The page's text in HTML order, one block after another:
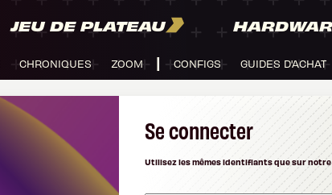
JEU DE PLATEAU
CHRONIQUES ZOOM CONFIGS GUIDES D'ACHAT
Se connecter
Utilisez les mêmes identifiants que sur notre